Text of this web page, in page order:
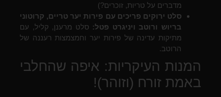
מדברים על טריות, זוכרים?)
סלט ירוקים פריכים עם פירות יער טריים, קרוטוני
בריוש ורוטב ויניגרט פטל: סלט מרענן, קליל, עם
מתיקות עדינה של פירות יער וחמצמצות רעננה של
הרוטב.
המנות העיקריות: איפה שהחלבי
באמת זורח (וזוהר)!